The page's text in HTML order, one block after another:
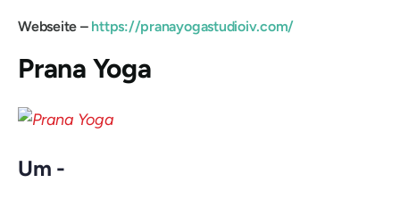
Webseite – https://pranayogastudioiv.com/
Prana Yoga
Um -